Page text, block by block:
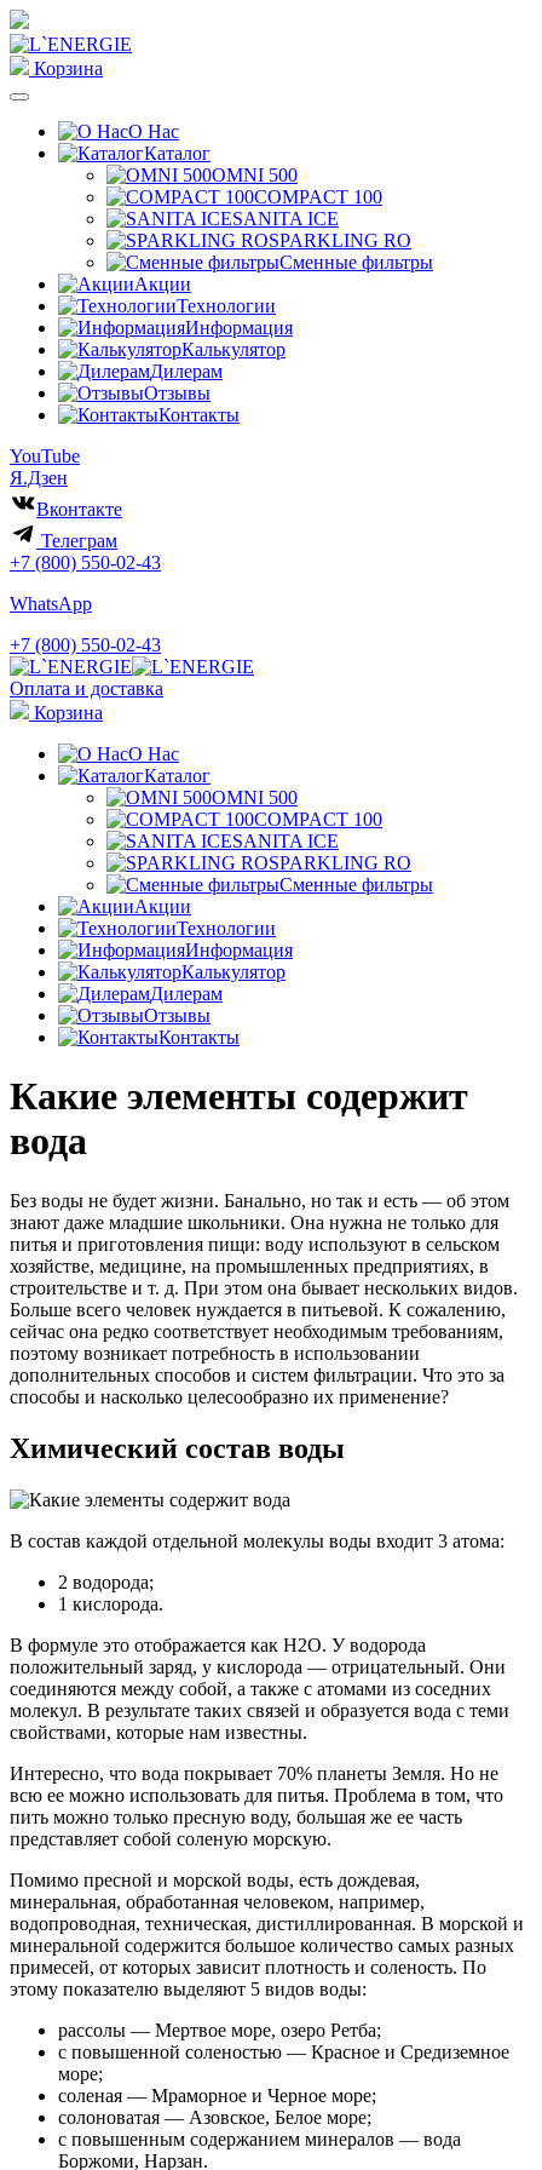
Корзина
О Нас
Каталог
OMNI 500
COMPACT 100
SANITA ICE
SPARKLING RO
Сменные фильтры
Акции
Технологии
Информация
Калькулятор
Дилерам
Отзывы
Контакты
YouTube
Я.Дзен
Вконтакте
Телеграм
+7 (800) 550-02-43
WhatsApp
+7 (800) 550-02-43
Оплата и доставка
Корзина
О Нас
Каталог
OMNI 500
COMPACT 100
SANITA ICE
SPARKLING RO
Сменные фильтры
Акции
Технологии
Информация
Калькулятор
Дилерам
Отзывы
Контакты
Какие элементы содержит
вода
Без воды не будет жизни. Банально, но так и есть — об этом
знают даже младшие школьники. Она нужна не только для
питья и приготовления пищи: воду используют в сельском
хозяйстве, медицине, на промышленных предприятиях, в
строительстве и т. д. При этом она бывает нескольких видов.
Больше всего человек нуждается в питьевой. К сожалению,
сейчас она редко соответствует необходимым требованиям,
поэтому возникает потребность в использовании
дополнительных способов и систем фильтрации. Что это за
способы и насколько целесообразно их применение?
Химический состав воды
В состав каждой отдельной молекулы воды входит 3 атома:
2 водорода;
1 кислорода.
В формуле это отображается как H2O. У водорода
положительный заряд, у кислорода — отрицательный. Они
соединяются между собой, а также с атомами из соседних
молекул. В результате таких связей и образуется вода с теми
свойствами, которые нам известны.
Интересно, что вода покрывает 70% планеты Земля. Но не
всю ее можно использовать для питья. Проблема в том, что
пить можно только пресную воду, большая же ее часть
представляет собой соленую морскую.
Помимо пресной и морской воды, есть дождевая,
минеральная, обработанная человеком, например,
водопроводная, техническая, дистиллированная. В морской и
минеральной содержится большое количество самых разных
примесей, от которых зависит плотность и соленость. По
этому показателю выделяют 5 видов воды:
рассолы — Мертвое море, озеро Ретба;
с повышенной соленостью — Красное и Средиземное
море;
соленая — Мраморное и Черное море;
солоноватая — Азовское, Белое море;
с повышенным содержанием минералов — вода
Боржоми, Нарзан.